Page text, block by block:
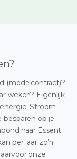
(modelcontract)?
weken? Eigenlijk
Stroom
besparen op je
naar Essent
per jaar zo’n
onze